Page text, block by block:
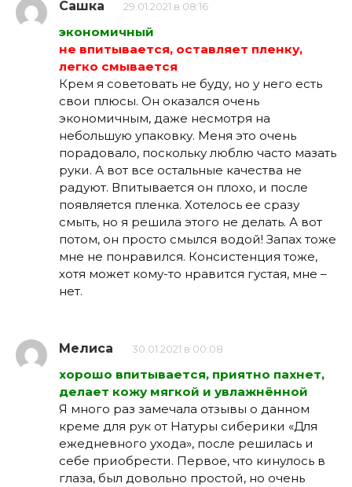
Сашка 29.01.2021 в 08:16
экономичный
не впитывается, оставляет пленку,
легко смывается
Крем я советовать не буду, но у него есть
свои плюсы. Он оказался очень
экономичным, даже несмотря на
небольшую упаковку. Меня это очень
порадовало, поскольку люблю часто мазать
руки. А вот все остальные качества не
радуют. Впитывается он плохо, и после
появляется пленка. Хотелось ее сразу
смыть, но я решила этого не делать. А вот
потом, он просто смылся водой! Запах тоже
мне не понравился. Консистенция тоже,
хотя может кому-то нравится густая, мне –
нет.
Мелиса 30.01.2021 в 00:08
хорошо впитывается, приятно пахнет,
делает кожу мягкой и увлажнённой
Я много раз замечала отзывы о данном
креме для рук от Натуры сиберики «Для
ежедневного ухода», после решилась и
себе приобрести. Первое, что кинулось в
глаза, был довольно простой, но очень